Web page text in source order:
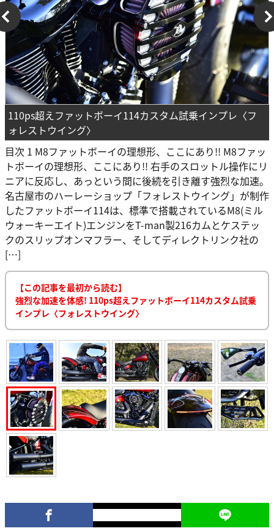
110ps超えファットボーイ114カスタム試乗インプレ〈フ
ォレストウイング〉
目次 1 M8ファットボーイの理想形、ここにあり!! M8ファッ
トボーイの理想形、ここにあり!! 右手のスロットル操作にリ
ニアに反応し、あっという間に後続を引き離す強烈な加速。
名古屋市のハーレーショップ「フォレストウイング」が制作
したファットボーイ114は、標準で搭載されているM8(ミル
ウォーキーエイト)エンジンをT-man製216カムとケステッ
クのスリップオンマフラー、そしてディレクトリンク社の
[…]
【この記事を最初から読む】
強烈な加速を体感! 110ps超えファットボーイ114カスタム試乗
インプレ〈フォレストウイング〉